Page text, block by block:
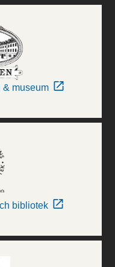
& museum
bibliotek